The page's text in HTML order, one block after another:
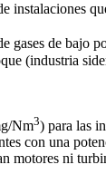
instalaciones
gases de bajo
(industria
Nm3) para las
con una
motores ni